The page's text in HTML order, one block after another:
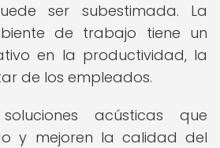
ser subestimada. La
de trabajo tiene un
en la productividad, la
de los empleados.
acústicas que
y mejoren la calidad del